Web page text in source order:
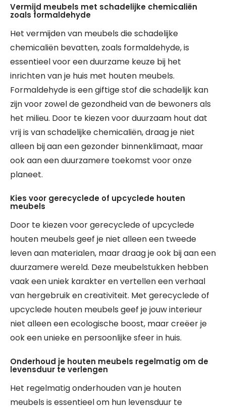
Vermijd meubels met schadelijke chemicaliën
zoals formaldehyde
Het vermijden van meubels die schadelijke
chemicaliën bevatten, zoals formaldehyde, is
essentieel voor een duurzame keuze bij het
inrichten van je huis met houten meubels.
Formaldehyde is een giftige stof die schadelijk kan
zijn voor zowel de gezondheid van de bewoners als
het milieu. Door te kiezen voor duurzaam hout dat
vrij is van schadelijke chemicaliën, draag je niet
alleen bij aan een gezonder binnenklimaat, maar
ook aan een duurzamere toekomst voor onze
planeet.
Kies voor gerecyclede of upcyclede houten
meubels
Door te kiezen voor gerecyclede of upcyclede
houten meubels geef je niet alleen een tweede
leven aan materialen, maar draag je ook bij aan een
duurzamere wereld. Deze meubelstukken hebben
vaak een uniek karakter en vertellen een verhaal
van hergebruik en creativiteit. Met gerecyclede of
upcyclede houten meubels geef je jouw interieur
niet alleen een ecologische boost, maar creëer je
ook een unieke en persoonlijke sfeer in huis.
Onderhoud je houten meubels regelmatig om de
levensduur te verlengen
Het regelmatig onderhouden van je houten
meubels is essentieel om hun levensduur te